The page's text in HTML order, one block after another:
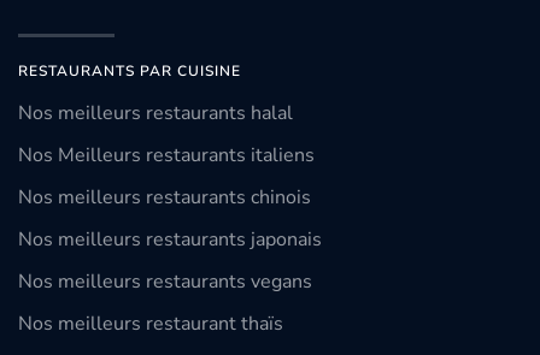
RESTAURANTS PAR CUISINE
Nos meilleurs restaurants halal
Nos Meilleurs restaurants italiens
Nos meilleurs restaurants chinois
Nos meilleurs restaurants japonais
Nos meilleurs restaurants vegans
Nos meilleurs restaurant thaïs